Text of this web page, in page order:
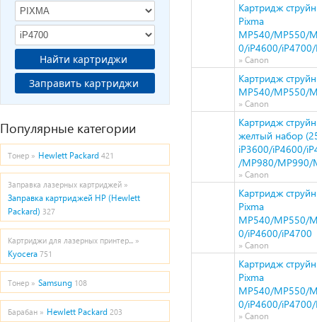
Найти картриджи
Заправить картриджи
Популярные категории
Тонер » Hewlett Packard 421
Заправка лазерных картриджей »
Заправка картриджей HP (Hewlett
Packard) 327
Картриджи для лазерных принтер... »
Kyocera 751
Тонер » Samsung 108
Барабан » Hewlett Packard 203
Картридж
Pixma
MP540/MP550/
0/iP4600/
» Canon
Картридж
MP540/MP550/
» Canon
Картридж
желтый набор
iP3600/iP4600/
/MP980/MP990/
» Canon
Картридж
Pixma
MP540/MP550/
0/iP4600/iP4700
» Canon
Картридж
Pixma
MP540/MP550/
0/iP4600/
» Canon